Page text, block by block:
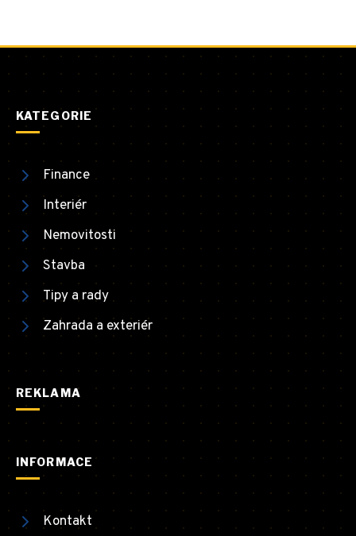
KATEGORIE
Finance
Interiér
Nemovitosti
Stavba
Tipy a rady
Zahrada a exteriér
REKLAMA
INFORMACE
Kontakt